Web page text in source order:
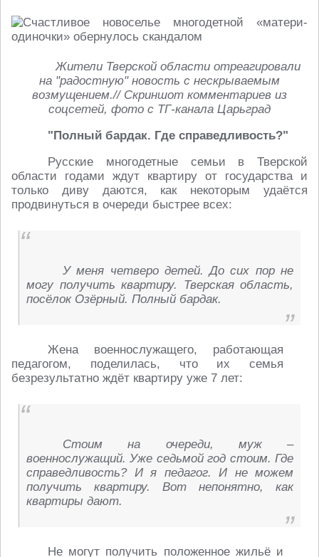
Жители Тверской области отреагировали
на "радостную" новость с нескрываемым
возмущением.// Скриншот комментариев из
соцсетей, фото с ТГ-канала Царьград
"Полный бардак. Где справедливость?"
Русские многодетные семьи в Тверской
области годами ждут квартиру от государства и
только диву даются, как некоторым удаётся
продвинуться в очереди быстрее всех:
У меня четверо детей. До сих пор не
могу получить квартиру. Тверская область,
посёлок Озёрный. Полный бардак.
Жена военнослужащего, работающая
педагогом, поделилась, что их семья
безрезультатно ждёт квартиру уже 7 лет:
Стоим на очереди, муж –
военнослужащий. Уже седьмой год стоим. Где
справедливость? И я педагог. И не можем
получить квартиру. Вот непонятно, как
квартиры дают.
Не могут получить положенное жильё и